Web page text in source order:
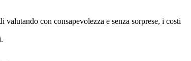
con consapevolezza e senza sorprese, i costi